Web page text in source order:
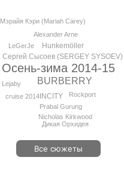
Осень-зима 2014-15
BURBERRY
Сергей Сысоев (SERGEY SYSOEV)
Hunkemöller
INCITY
Prabal Gurung
Alexander Arne
Мэрайя Кэри (Mariah Carey)
Niсholas Kirkwood
Rockport
Дикая Орхидея
LeGerJe
Lejaby
cruise 2014
Все сюжеты